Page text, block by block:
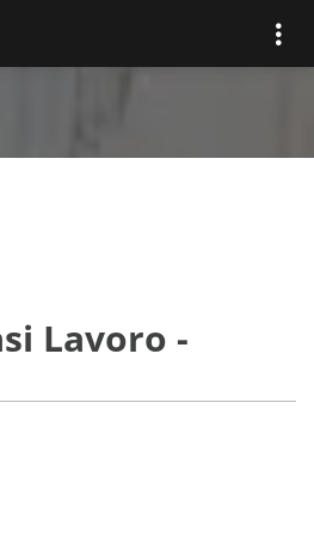
Lavoro -